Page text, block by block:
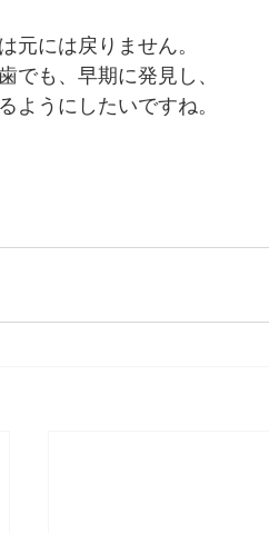
元には戻りません。
でも、早期に発見し、
ようにしたいですね。